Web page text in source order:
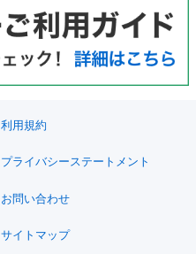
利用規約
プライバシーステートメント
お問い合わせ
サイトマップ